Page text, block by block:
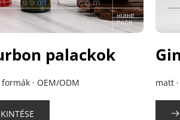
palackok
formák · OEM/ODM matt